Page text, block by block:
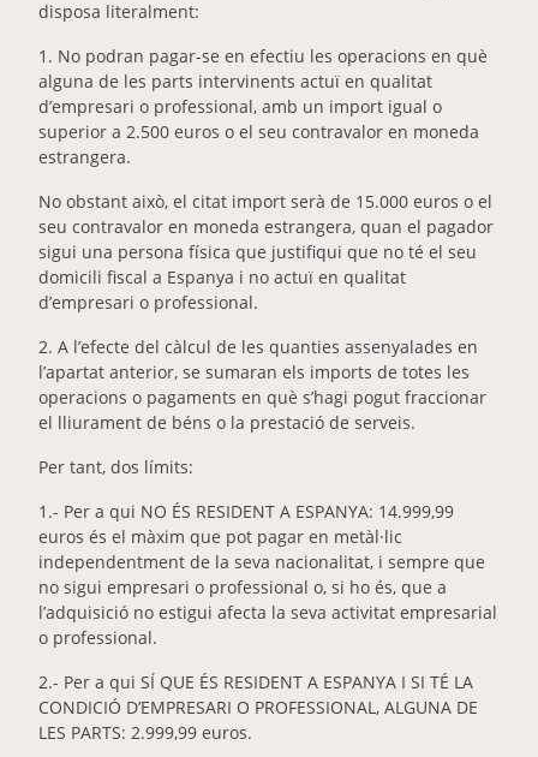
disposa literalment:
1. No podran pagar-se en efectiu les operacions en què
alguna de les parts intervinents actuï en qualitat
d’empresari o professional, amb un import igual o
superior a 2.500 euros o el seu contravalor en moneda
estrangera.
No obstant això, el citat import serà de 15.000 euros o el
seu contravalor en moneda estrangera, quan el pagador
sigui una persona física que justifiqui que no té el seu
domicili fiscal a Espanya i no actuï en qualitat
d’empresari o professional.
2. A l’efecte del càlcul de les quanties assenyalades en
l’apartat anterior, se sumaran els imports de totes les
operacions o pagaments en què s’hagi pogut fraccionar
el lliurament de béns o la prestació de serveis.
Per tant, dos límits:
1.- Per a qui NO ÉS RESIDENT A ESPANYA: 14.999,99
euros és el màxim que pot pagar en metàl·lic
independentment de la seva nacionalitat, i sempre que
no sigui empresari o professional o, si ho és, que a
l’adquisició no estigui afecta la seva activitat empresarial
o professional.
2.- Per a qui SÍ QUE ÉS RESIDENT A ESPANYA I SI TÉ LA
CONDICIÓ D’EMPRESARI O PROFESSIONAL, ALGUNA DE
LES PARTS: 2.999,99 euros.